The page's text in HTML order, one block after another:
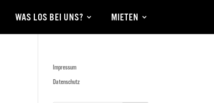
WAS LOS BEI UNS? MIETEN
Impressum
Datenschutz